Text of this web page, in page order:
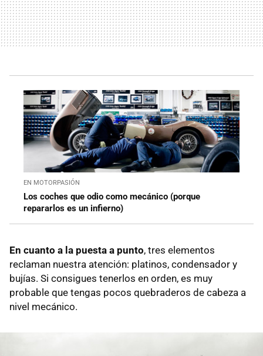
EN MOTORPASIÓN
Los coches que odio como mecánico (porque
repararlos es un infierno)
En cuanto a la puesta a punto, tres elementos
reclaman nuestra atención: platinos, condensador y
bujías. Si consigues tenerlos en orden, es muy
probable que tengas pocos quebraderos de cabeza a
nivel mecánico.